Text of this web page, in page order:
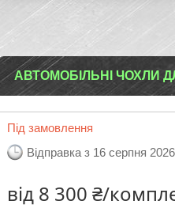
АВТОМОБІЛЬНІ ЧОХЛИ
Під замовлення
Відправка з 16 серпня 2026
від 8 300 ₴/